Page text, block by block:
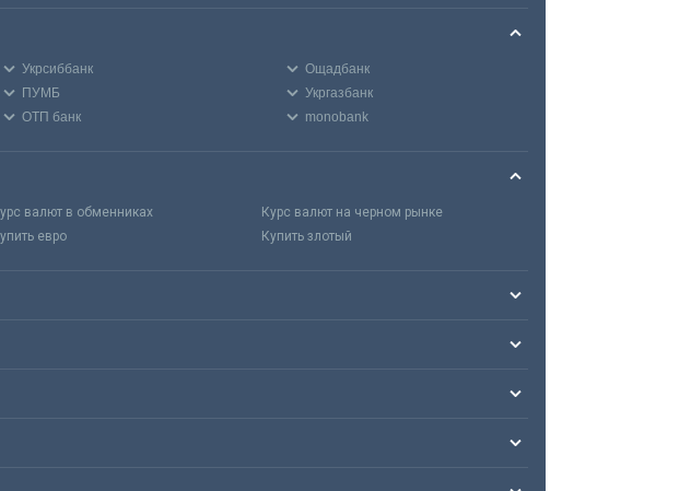
Укрсиббанк
Ощадбанк
ПУМБ
Укргазбанк
ОТП банк monobank
валют в обменниках
Курс валют на черном рынке
евро Купить злотый